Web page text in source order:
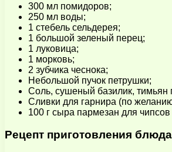
300 мл помидоров;
250 мл воды;
1 стебель сельдерея;
1 большой зеленый перец;
1 луковица;
1 морковь;
2 зубчика чеснока;
Небольшой пучок петрушки;
Соль, сушеный базилик, тимьян
Сливки для гарнира (по
100 г сыра пармезан для
Рецепт приготовления